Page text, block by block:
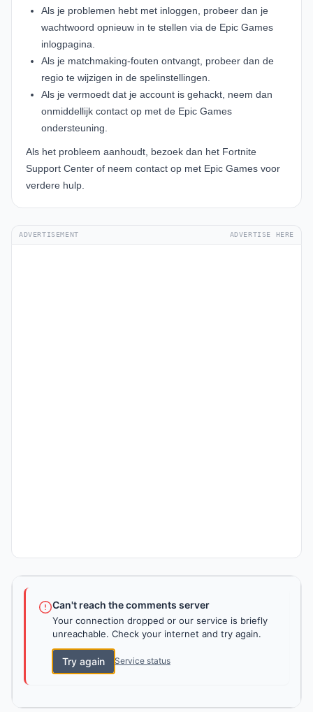
Als je problemen hebt met inloggen, probeer dan je
wachtwoord opnieuw in te stellen via de Epic Games
inlogpagina
Als je matchmaking-fouten ontvangt, probeer dan de
regio te wijzigen in de spelinstellingen.
Als je vermoedt dat je account is gehackt, neem dan
onmiddellijk contact op met de Epic Games
ondersteuning
Als het probleem aanhoudt, bezoek dan het Fortnite
Support Center of neem contact op met Epic Games voor
verdere hulp.
ADVERTISEMENT ADVERTISE HERE
Can't reach the comments server
Your connection dropped or our service is briefly
unreachable. Check your internet and try again.
Try again Service status